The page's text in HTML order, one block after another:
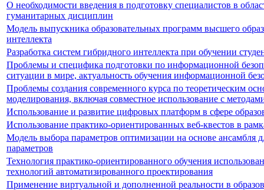
О необходимости введения в подготовку специалистов в
гуманитарных дисциплин
Модель выпускника образовательных программ высшего
интеллекта
Разработка систем гибридного интеллекта при обучении
Проблемы и специфика подготовки по информационной
ситуации в мире, актуальность обучения информационной
Проблемы создания современного курса по теоретическим
моделирования, включая совместное использование с
Использование и развитие цифровых платформ в сфере
Использование практико-ориентированных веб-квестов в
Модель выбора параметров оптимизации на основе ансамбля
параметров
Технология практико-ориентированного обучения
технологий автоматизированного проектирования
Применение виртуальной и дополненной реальности в